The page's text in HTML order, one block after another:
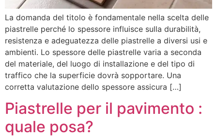
La domanda del titolo è fondamentale nella scelta delle
piastrelle perché lo spessore influisce sulla durabilità,
resistenza e adeguatezza delle piastrelle a diversi usi e
ambienti. Lo spessore delle piastrelle varia a seconda
del materiale, del luogo di installazione e del tipo di
traffico che la superficie dovrà sopportare. Una
corretta valutazione dello spessore assicura […]
Piastrelle per il pavimento :
quale posa?